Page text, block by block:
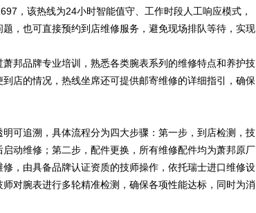
，该热线为24小时智能值守、工作时段人工响应模式，
，也可直接预约到店维修服务，避免现场排队等待，实现
邦品牌专业培训，熟悉各类腕表系列的维修特点和养护技
店的情况，热线坐席还可提供邮寄维修的详细指引，确保
可追溯，具体流程分为四大步骤：第一步，到店检测，技
动维修；第二步，配件更换，所有维修配件均为萧邦原厂
，由具备品牌认证资质的技师操作，依托瑞士进口维修设
对腕表进行多轮精准检测，确保各项性能达标，同时为消